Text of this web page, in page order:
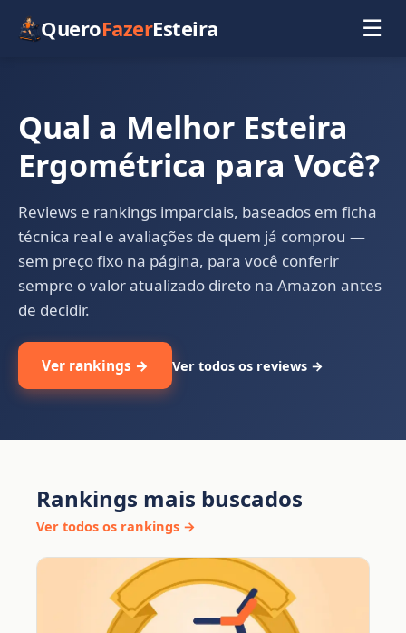
QueroFazerEsteira ☰
Qual a Melhor Esteira
Ergométrica para Você?
Reviews e rankings imparciais, baseados em ficha
técnica real e avaliações de quem já comprou —
sem preço fixo na página, para você conferir
sempre o valor atualizado direto na Amazon antes
de decidir.
Ver rankings → Ver todos os reviews →
Rankings mais buscados
Ver todos os rankings →